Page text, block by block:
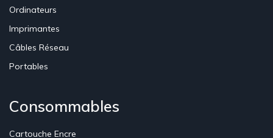
Ordinateurs
Imprimantes
Câbles Réseau
Portables
Consommables
Cartouche Encre